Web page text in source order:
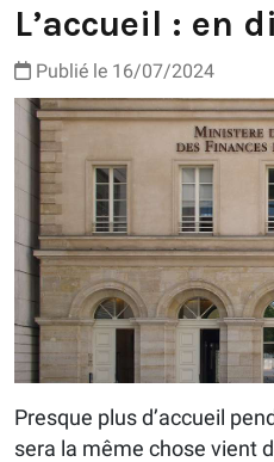
L’accueil : en
Publié le 16/07/2024
Presque plus d’accueil
sera la même chose vient